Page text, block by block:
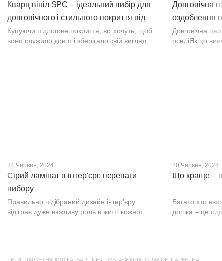
Кварц вініл SPC – ідеальний вибір для
довговічного і стильного покриття від
PROFLOOR
Купуючи підлогове покриття, всі хочуть, щоб
воно служило довго і зберігало свій вигляд.
Довговічна
оздоблення
Довговічна
оселіЯкщо
24 Червня, 2024
Сірий ламінат в інтер'єрі: переваги
вибору
Правильно підібраний дизайн інтер'єру
відіграє дуже важливу роль в житті кожної
20 Червня, 2024
Що краще –
Багато хто
дошка – це
ТЕГИ: ПАРКЕТНА ДОШКА BARLINEK ДУБ ASKANIA GRANDE ПАРКЕТНА